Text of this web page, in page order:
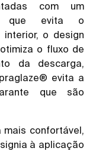
com um
que evita o
o design
o fluxo de
da descarga,
evita a
que são
mais confortável,
à aplicação